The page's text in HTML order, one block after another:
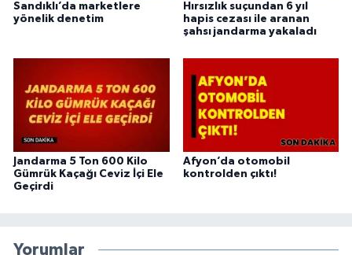
Sandıklı’da marketlere
yönelik denetim
Hırsızlık suçundan 6 yıl
hapis cezası ile aranan
şahsı jandarma yakaladı
Jandarma 5 Ton 600 Kilo
Gümrük Kaçağı Ceviz İçi Ele
Geçirdi
Afyon’da otomobil
kontrolden çıktı!
Yorumlar